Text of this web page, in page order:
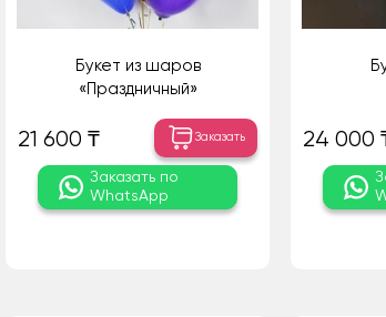
Букет из шаров
«Праздничный»
21 600 ₸ Заказать
Заказать по
WhatsApp
24 000